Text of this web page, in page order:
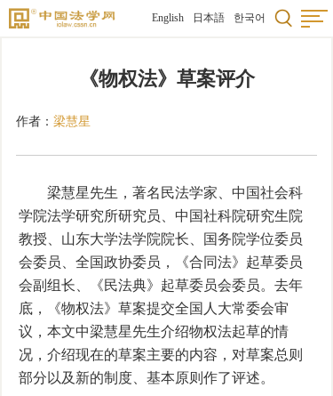
English 日本語 한국어
《物权法》草案评介
作者： 梁慧星
梁慧星先生，著名民法学家、中国社会科
学院法学研究所研究员、中国社科院研究生院
教授、山东大学法学院院长、国务院学位委员
会委员、全国政协委员，《合同法》起草委员
会副组长、《民法典》起草委员会委员。去年
底，《物权法》草案提交全国人大常委会审
议，本文中梁慧星先生介绍物权法起草的情
况，介绍现在的草案主要的内容，对草案总则
部分以及新的制度、基本原则作了评述。